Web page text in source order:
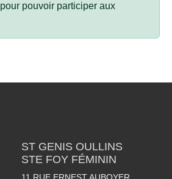
pour pouvoir participer aux
ST GENIS OULLINS
STE FOY FÉMININ